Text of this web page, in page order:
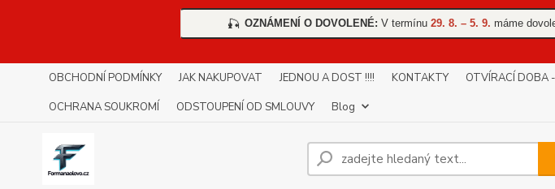
🎣 OZNÁMENÍ O DOVOLENÉ: V termínu 29. 8. – 5. 9. máme
OBCHODNÍ PODMÍNKY JAK NAKUPOVAT JEDNOU A DOST !!!! KONTAKTY OTVÍRACÍ DOBA
OCHRANA SOUKROMÍ
ODSTOUPENÍ OD SMLOUVY Blog